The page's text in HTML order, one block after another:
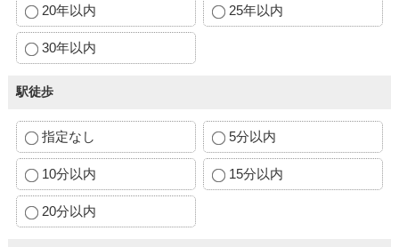
20年以内 25年以内
30年以内
駅徒歩
指定なし 5分以内
10分以内 15分以内
20分以内